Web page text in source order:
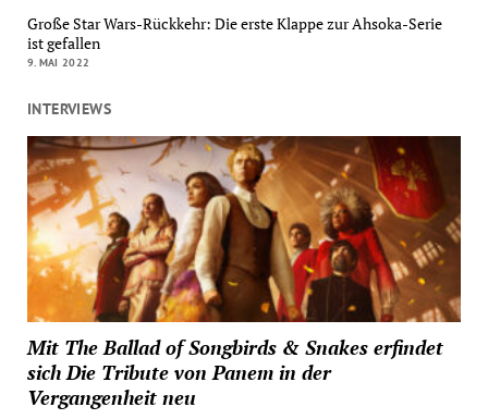
Große Star Wars-Rückkehr: Die erste Klappe zur Ahsoka-Serie
ist gefallen
9. MAI 2022
INTERVIEWS
Mit The Ballad of Songbirds & Snakes erfindet
sich Die Tribute von Panem in der
Vergangenheit neu